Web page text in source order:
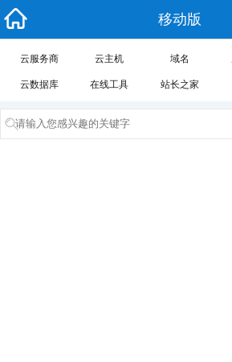
移动版
云服务商 云主机 域名
云数据库 在线工具 站长之家